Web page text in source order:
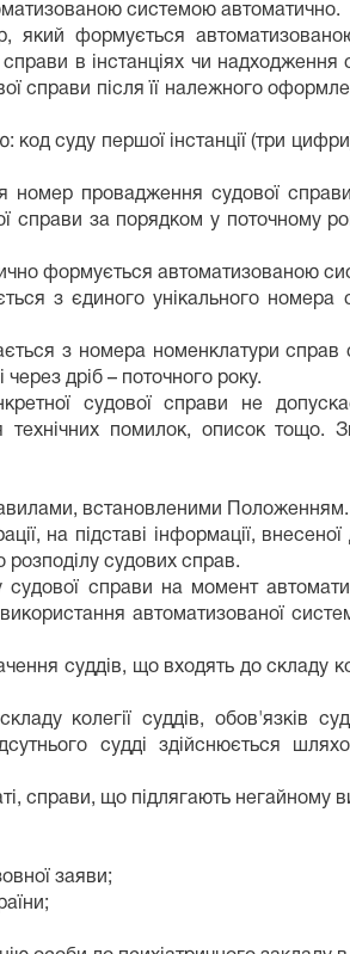
системою автоматично.
який формується
в інстанціях чи надходження
справи після її належного
суду першої інстанції (три
провадження судової
за порядком у поточному
формується автоматизованою
з єдиного унікального номера
з номера номенклатури справ
дріб – поточного року.
судової справи не
технічних помилок, описок тощо.
встановленими Положенням.
на підставі інформації,
розподілу судових справ.
справи на момент
автоматизованої
суддів, що входять до складу
колегії суддів, обов'язків
судді здійснюється
справи, що підлягають
заяви;